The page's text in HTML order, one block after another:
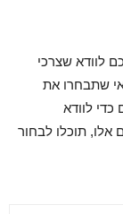
לוודא שצרכי
שתבחרו את
לוודא
אלו, תוכלו לבחור